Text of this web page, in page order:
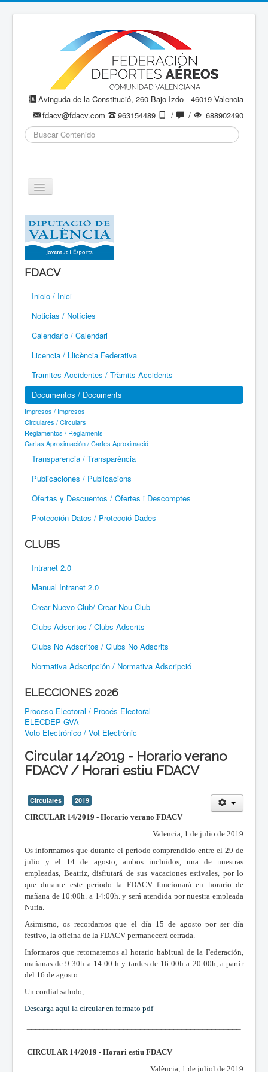
Avinguda de la Constitució, 260 Bajo Izdo - 46019 Valencia
fdacv@fdacv.com
963154489 / /
688902490
Buscar...
Cambiar
navegación
Aeromodelismo / Aeromodelisme
Ala Delta
Paracaidismo / Paracaigudisme
Parapente / Parapent
Ultraligeros / Ultralleugers
Vuelo Con Motor / Vol Amb Motor
FDACV
Inicio / Inici
Noticias / Notícies
Calendario / Calendari
Licencia / Llicència Federativa
Tramites Accidentes / Tràmits Accidents
Documentos / Documents
Impresos / Impresos
Circulares / Circulars
Reglamentos / Reglaments
Cartas Aproximación / Cartes Aproximació
Transparencia / Transparència
Publicaciones / Publicacions
Ofertas y Descuentos / Ofertes i Descomptes
Protección Datos / Protecció Dades
CLUBS
Intranet 2.0
Manual Intranet 2.0
Crear Nuevo Club/ Crear Nou Club
Clubs Adscritos / Clubs Adscrits
Clubs No Adscritos / Clubs No Adscrits
Normativa Adscripción / Normativa Adscripció
ELECCIONES 2026
Proceso Electoral / Procés Electoral
ELECDEP GVA
Voto Electrónico / Vot Electrònic
Circular 14/2019 - Horario verano
FDACV / Horari estiu FDACV
Circulares
2019
CIRCULAR 14/2019 - Horario verano FDACV
Valencia, 1 de julio de 2019
Os informamos que durante el período comprendido entre el 29 de
julio y el 14 de agosto, ambos incluidos, una de nuestras
empleadas, Beatriz, disfrutará de sus vacaciones estivales, por lo
que durante este período la FDACV funcionará en horario de
mañana de 10:00h. a 14:00h. y será atendida por nuestra empleada
Nuria.
Asimismo, os recordamos que el día 15 de agosto por ser día
festivo, la oficina de la FDACV permanecerá cerrada.
Informaros que retornaremos al horario habitual de la Federación,
mañanas de 9:30h a 14:00 h y tardes de 16:00h a 20:00h, a partir
del 16 de agosto.
Un cordial saludo,
Descarga aquí la circular en formato pdf
CIRCULAR 14/2019 - Horari estiu FDACV
València, 1 de juliol de 2019